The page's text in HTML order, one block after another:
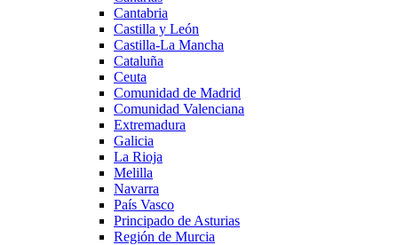
Cantabria
Castilla y León
Castilla-La Mancha
Cataluña
Ceuta
Comunidad de Madrid
Comunidad Valenciana
Extremadura
Galicia
La Rioja
Melilla
Navarra
País Vasco
Principado de Asturias
Región de Murcia